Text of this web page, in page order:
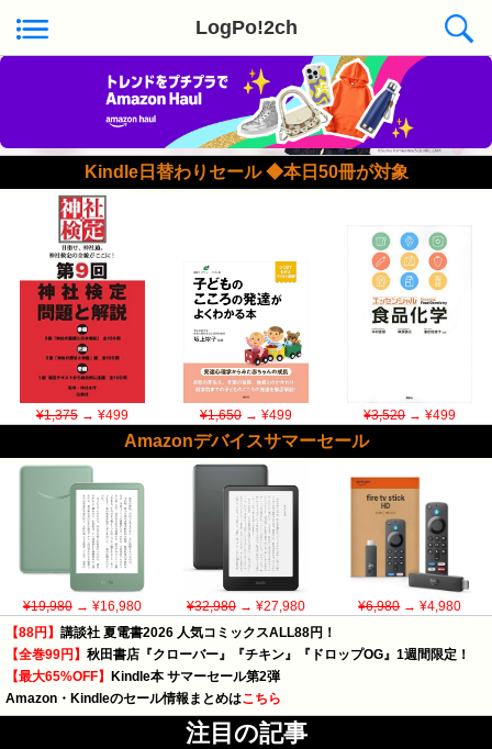
LogPo!2ch
Kindle日替わりセール ◆本日50冊が対象
¥1,375→ ¥499 ¥1,650→ ¥499 ¥3,520→ ¥499
Amazonデバイスサマーセール
¥19,980→ ¥16,980 ¥32,980→ ¥27,980 ¥6,980→ ¥4,980
【88円】 講談社 夏電書2026 人気コミックスALL88円！
【全巻99円】 秋田書店『クローバー』『チキン』『ドロップOG』1週間限定！
【最大65%OFF】
Kindle本 サマーセール第2弾
Amazon・Kindleのセール情報まとめはこちら
注目の記事